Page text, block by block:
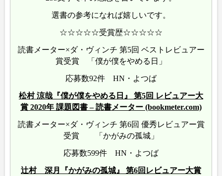
選書の参考になれば嬉しいです。
☆☆☆☆☆受賞歴☆☆☆☆☆
読書メーター×ダ・ヴィンチ 第5回 ベストレビュアー
賞受賞 「僕が僕をやめる日」
応募数92件 HN・よつば
松村 涼哉『僕が僕をやめる日』 第5回 レビュアー大
賞 2020年 課題図書 – 読書メーター (bookmeter.com)
読書メーター×ダ・ヴィンチ 第6回 優秀レビュアー賞
受賞 「かがみの孤城」
応募数599件 HN・よつば
辻村 深月『かがみの孤城』 第6回レビュアー大賞